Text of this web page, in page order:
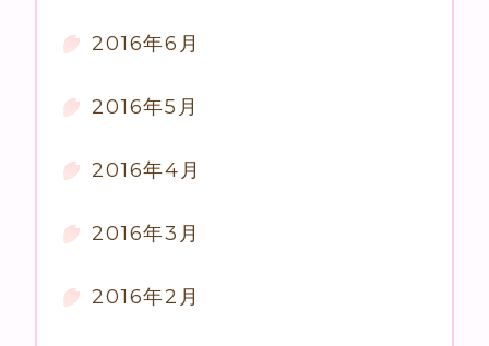
2016年6月
2016年5月
2016年4月
2016年3月
2016年2月